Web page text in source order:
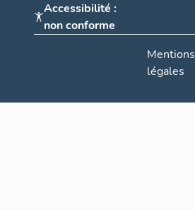
Accessibilité :
non conforme
Mentions
légales